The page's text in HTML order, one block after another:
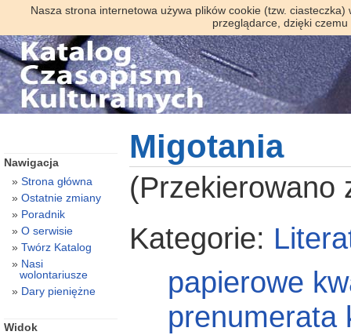
Nasza strona internetowa używa plików cookie (tzw.
przeglądarce, dzięki
Migotania
(Przekierowano
Kategorie:
papierowe
prenumerata
Nawigacja
Strona główna
Ostatnie zmiany
Poradnik
O serwisie
Twórz Katalog
Nasi
wolontariusze
Dary pieniężne
Widok